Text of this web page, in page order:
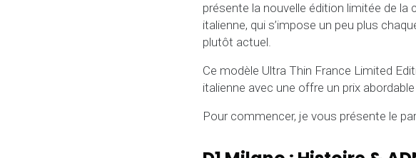
présente la nouvelle édition limitée de la
italienne, qui s’impose un peu plus
plutôt actuel.
Ce modèle Ultra Thin France Limited
italienne avec une offre un prix abordable
Pour commencer, je vous présente le